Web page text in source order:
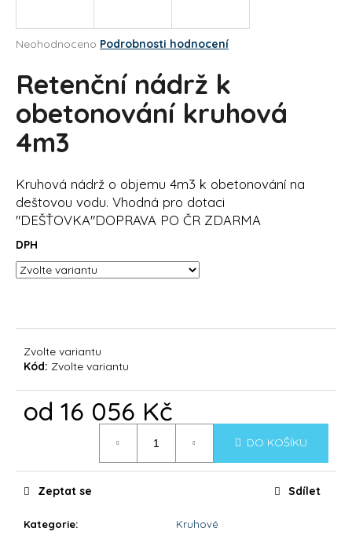
Průměrné
produktu
je
z
hvězdiček.
Neohodnoceno Podrobnosti hodnocení
Retenční nádrž k
obetonování kruhová
4m3
Kruhová nádrž o objemu 4m3 k obetonování na
deštovou vodu. Vhodná pro dotaci
"DEŠŤOVKA"DOPRAVA PO ČR ZDARMA
DPH
Zvolte variantu
Kód: Zvolte variantu
od 16 056 Kč
DO KOŠÍKU
Kategorie: Kruhové
Zeptat se Sdílet
j
t
?
HLEDAT
D
o
p
j
e
m
DOLPHIN
S300
35